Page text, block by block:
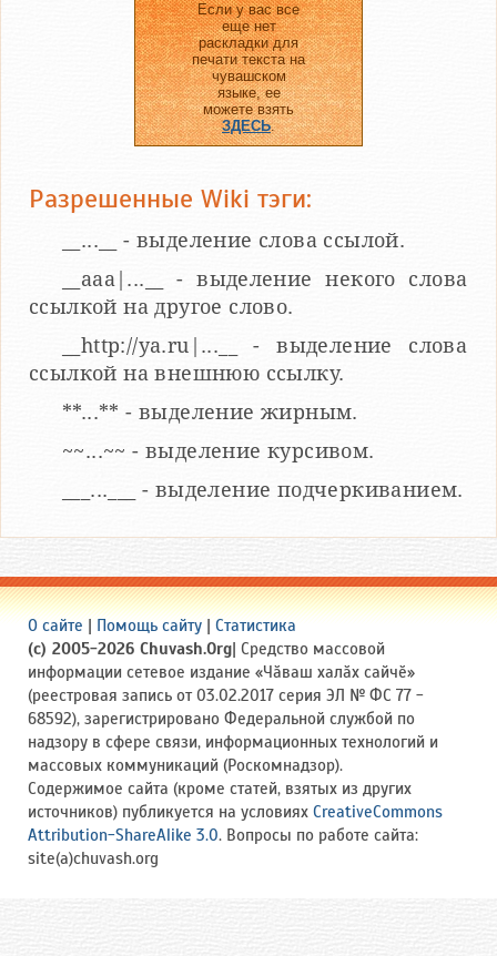
Если у вас все
еще нет
раскладки для
печати текста на
чувашском
языке, ее
можете взять
ЗДЕСЬ.
Разрешенные Wiki тэги:
__...__ - выделение слова ссылой.
__aaa|...__ - выделение некого слова
ссылкой на другое слово.
__http://ya.ru|...__ - выделение слова
ссылкой на внешнюю ссылку.
**...** - выделение жирным.
~~...~~ - выделение курсивом.
___...___ - выделение подчеркиванием.
О сайте | Помощь сайту | Статистика
(c) 2005-2026 Chuvash.Org| Средство массовой
информации сетевое издание «Чӑваш халӑх сайчӗ»
(реестровая запись от 03.02.2017 серия ЭЛ № ФС 77 -
68592), зарегистрировано Федеральной службой по
надзору в сфере связи, информационных технологий и
массовых коммуникаций (Роскомнадзор).
Содержимое сайта (кроме статей, взятых из других
источников) публикуется на условиях CreativeCommons
Attribution-ShareAlike 3.0. Вопросы по работе сайта:
site(a)chuvash.org